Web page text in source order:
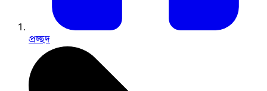
প্রচ্ছদ